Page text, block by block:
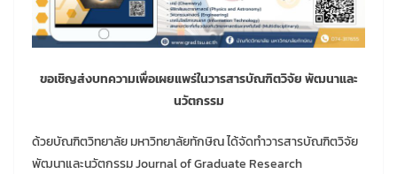
ขอเชิญส่งบทความเพื่อเผยแพร่ในวารสารบัณฑิตวิจัย พัฒนาและ
นวัตกรรม
ด้วยบัณฑิตวิทยาลัย มหาวิทยาลัยทักษิณ ได้จัดทำวารสารบัณฑิตวิจัย
พัฒนาและนวัตกรรม Journal of Graduate Research